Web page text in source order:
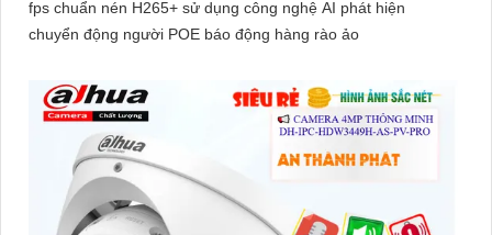
fps chuẩn nén H265+ sử dụng công nghệ AI phát hiện
chuyển động người POE báo động hàng rào ảo